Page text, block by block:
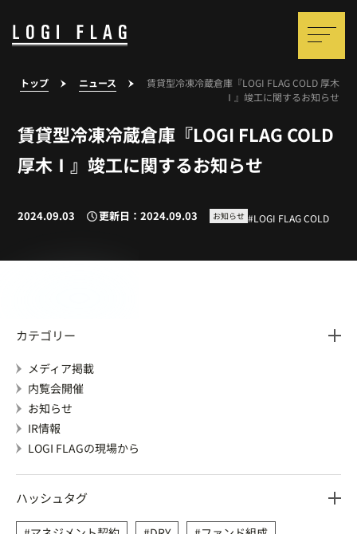
トップ ニュース
賃貸型冷凍冷蔵倉庫『LOGI FLAG COLD 厚木
Ⅰ』竣工に関するお知らせ
賃貸型冷凍冷蔵倉庫『LOGI FLAG COLD
厚木Ⅰ』竣工に関するお知らせ
2024.09.03 更新日：2024.09.03 お知らせ LOGI FLAG COLD
カテゴリー
メディア掲載
内覧会開催
お知らせ
IR情報
LOGI FLAGの現場から
ハッシュタグ